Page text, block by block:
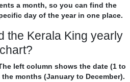
a month, so you can find the
day of the year in one place.
the Kerala King yearly
chart?
left column shows the date (1 to
months (January to December).